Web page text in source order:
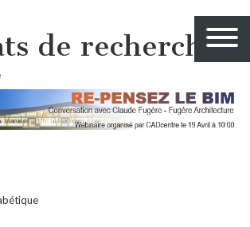
de recherche